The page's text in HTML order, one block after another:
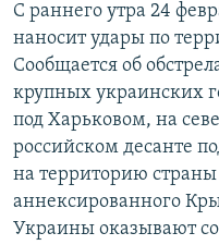
C раннего утра 24
наносит удары по
Сообщается об
крупных украинских
под Харьковом, на
российском десанте
на территорию
аннексированного
Украины оказывают